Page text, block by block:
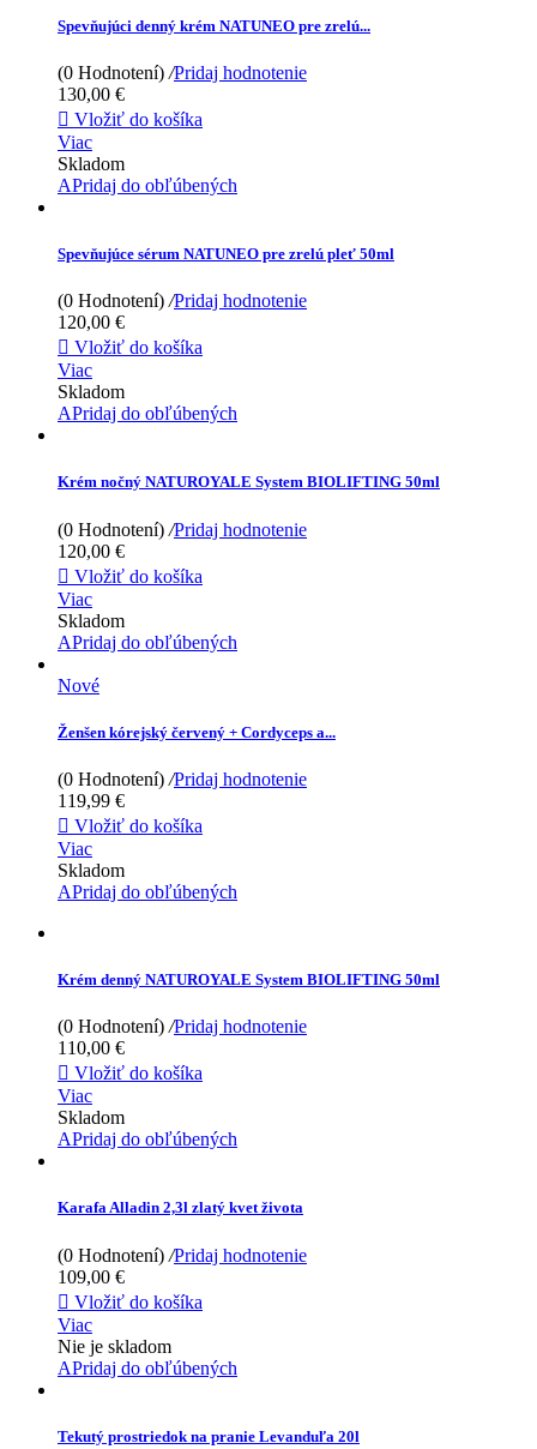
Spevňujúci denný krém NATUNEO pre zrelú...
(0 Hodnotení) /Pridaj hodnotenie
130,00 €
 Vložiť do košíka
Viac
Skladom
APridaj do obľúbených
Spevňujúce sérum NATUNEO pre zrelú pleť 50ml
(0 Hodnotení) /Pridaj hodnotenie
120,00 €
 Vložiť do košíka
Viac
Skladom
APridaj do obľúbených
Krém nočný NATUROYALE System BIOLIFTING 50ml
(0 Hodnotení) /Pridaj hodnotenie
120,00 €
 Vložiť do košíka
Viac
Skladom
APridaj do obľúbených
Nové
Ženšen kórejský červený + Cordyceps a...
(0 Hodnotení) /Pridaj hodnotenie
119,99 €
 Vložiť do košíka
Viac
Skladom
APridaj do obľúbených
Krém denný NATUROYALE System BIOLIFTING 50ml
(0 Hodnotení) /Pridaj hodnotenie
110,00 €
 Vložiť do košíka
Viac
Skladom
APridaj do obľúbených
Karafa Alladin 2,3l zlatý kvet života
(0 Hodnotení) /Pridaj hodnotenie
109,00 €
 Vložiť do košíka
Viac
Nie je skladom
APridaj do obľúbených
Tekutý prostriedok na pranie Levanduľa 20l